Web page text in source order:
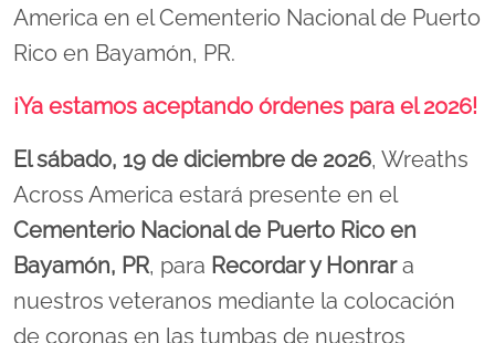
America en el Cementerio Nacional de Puerto
Rico en Bayamón, PR.
¡Ya estamos aceptando órdenes para el 2026!
El sábado, 19 de diciembre de 2026, Wreaths
Across America estará presente en el
Cementerio Nacional de Puerto Rico en
Bayamón, PR, para Recordar y Honrara
nuestros veteranos mediante la colocación
de coronas en las tumbas de nuestros